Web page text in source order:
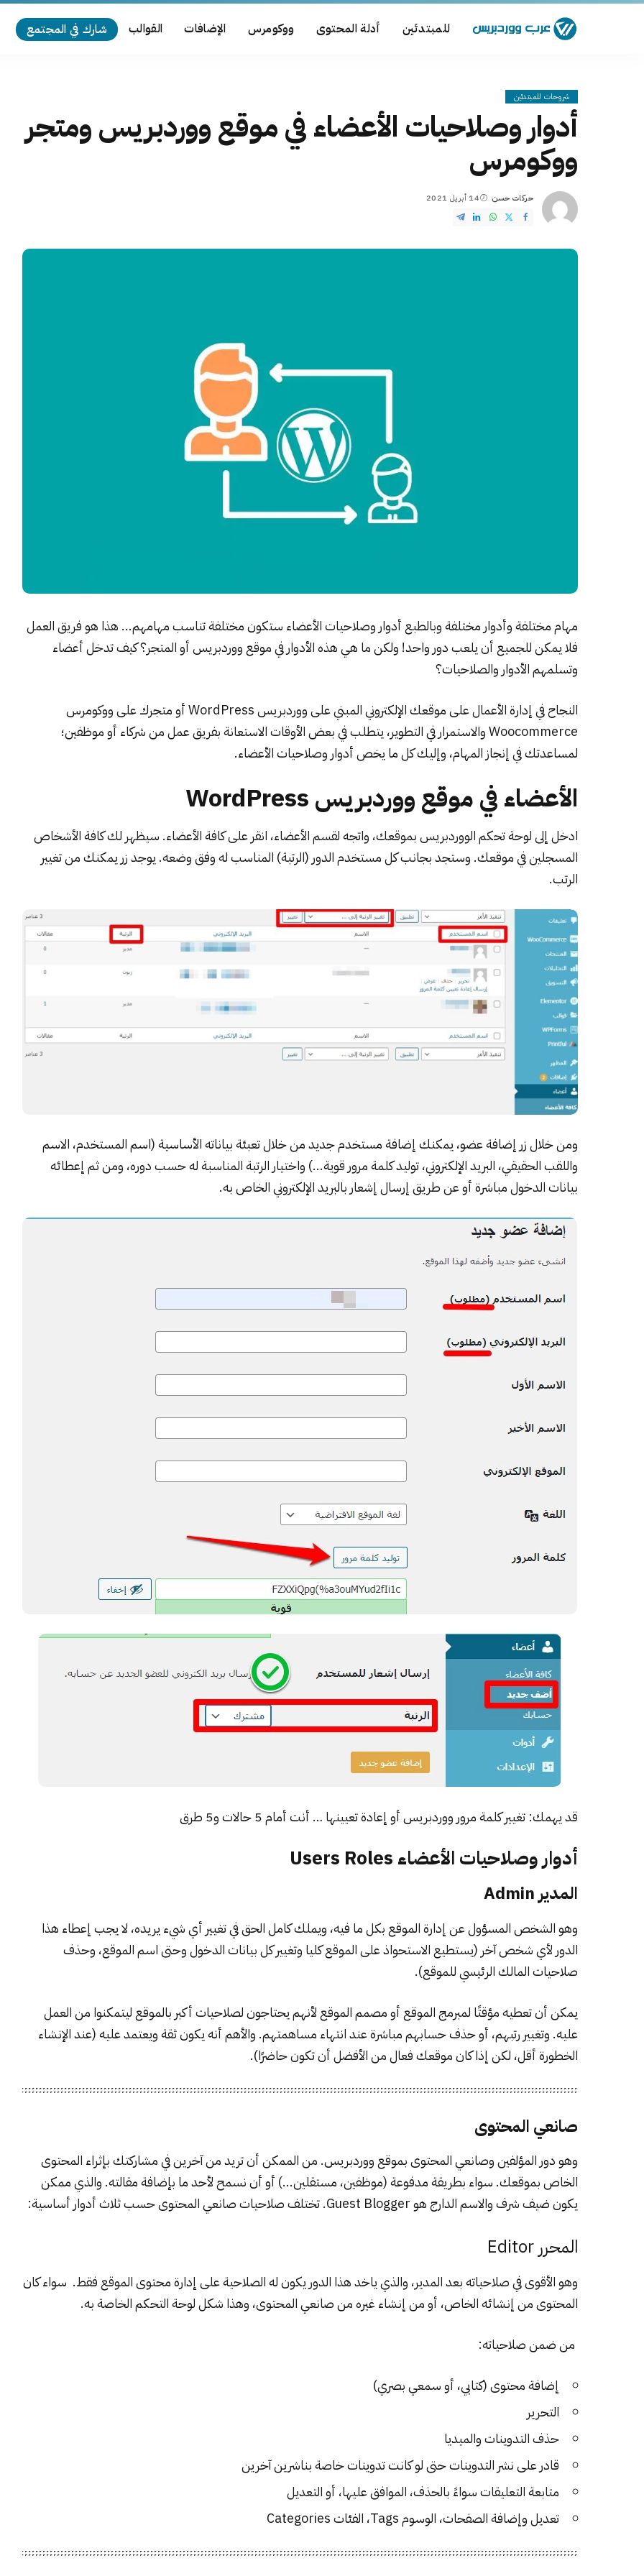
للمبتدئين أدلة المحتوى ووكومرس الإضافات القوالب شارك في المجتمع
شروحات للمبتدئين
أدوار وصلاحيات الأعضاء في موقع ووردبريس ومتجر
ووكومرس
Posted
by
حركات حسن 14 أبريل 2021
مهام مختلفة وأدوار مختلفة وبالطبع أدوار وصلاحيات الأعضاء ستكون مختلفة تناسب مهامهم... هذا هو فريق العمل
فلا يمكن للجميع أن يلعب دور واحد! ولكن ما هي هذه الأدوار في موقع ووردبريس أو المتجر؟ كيف تدخل أعضاء
وتسلمهم الأدوار والصلاحيات؟
النجاح في إدارة الأعمال على موقعك الإلكتروني المبني على ووردبريس WordPress أو متجرك على ووكومرس
Woocommerce والاستمرار في التطوير، يتطلب في بعض الأوقات الاستعانة بفريق عمل من شركاء أو موظفين؛
لمساعدتك في إنجاز المهام، وإليك كل ما يخص أدوار وصلاحيات الأعضاء.
الأعضاء في موقع ووردبريس WordPress
ادخل إلى لوحة تحكم الووردبريس بموقعك، واتجه لقسم الأعضاء، انقر على كافة الأعضاء. سيظهر لك كافة الأشخاص
المسجلين في موقعك. وستجد بجانب كل مستخدم الدور (الرتبة) المناسب له وفق وضعه. يوجد زر يمكنك من تغيير
الرتب.
ومن خلال زر إضافة عضو، يمكنك إضافة مستخدم جديد من خلال تعبئة بياناته الأساسية (اسم المستخدم، الاسم
واللقب الحقيقي، البريد الإلكتروني، توليد كلمة مرور قوية...) واختيار الرتبة المناسبة له حسب دوره، ومن ثم إعطائه
بيانات الدخول مباشرة أو عن طريق إرسال إشعار بالبريد الإلكتروني الخاص به.
قد يهمك: تغيير كلمة مرور ووردبريس أو إعادة تعيينها … أنت أمام 5 حالات و5 طرق
أدوار وصلاحيات الأعضاء Users Roles
المدير Admin
وهو الشخص المسؤول عن إدارة الموقع بكل ما فيه، ويملك كامل الحق في تغيير أي شيء يريده، لا يجب إعطاء هذا
الدور لأي شخص آخر (يستطيع الاستحواذ على الموقع كليا وتغيير كل بيانات الدخول وحتى اسم الموقع، وحذف
صلاحيات المالك الرئيسي للموقع).
يمكن أن تعطيه مؤقتًا لمبرمج الموقع أو مصمم الموقع لأنهم يحتاجون لصلاحيات أكبر بالموقع ليتمكنوا من العمل
عليه. وتغيير رتبهم، أو حذف حسابهم مباشرة عند انتهاء مساهمتهم. والأهم أنه يكون ثقة ويعتمد عليه (عند الإنشاء
الخطورة أقل، لكن إذا كان موقعك فعال من الأفضل أن تكون حاضرًا).
صانعي المحتوى
وهو دور المؤلفين وصانعي المحتوى بموقع ووردبريس. من الممكن أن تريد من آخرين في مشاركتك بإثراء المحتوى
الخاص بموقعك. سواء بطريقة مدفوعة (موظفين، مستقلين...) أو أن نسمح لأحد ما بإضافة مقالته. والذي ممكن
يكون ضيف شرف والاسم الدارج هو Guest Blogger. تختلف صلاحيات صانعي المحتوى حسب ثلاث أدوار أساسية:
المحرر Editor
وهو الأقوى في صلاحياته بعد المدير، والذي ياخد هذا الدور يكون له الصلاحية على إدارة محتوى الموقع فقط. سواء كان
المحتوى من إنشائه الخاص، أو من إنشاء غيره من صانعي المحتوى، وهذا شكل لوحة التحكم الخاصة به.
من ضمن صلاحياته:
إضافة محتوى (كتابي، أو سمعي بصري)
التحرير
حذف التدوينات والميديا
قادر على نشر التدوينات حتى لو كانت تدوينات خاصة بناشرين آخرين
متابعة التعليقات سواءً بالحذف، الموافق عليها، أو التعديل
تعديل وإضافة الصفحات، الوسوم Tags، الفئات Categories